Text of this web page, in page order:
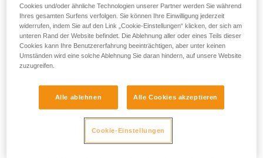
Cookies und/oder ähnliche Technologien unserer Partner werden Sie während
Ihres gesamten Surfens verfolgen. Sie können Ihre Einwilligung jederzeit
widerrufen, indem Sie auf den Link „Cookie-Einstellungen“ klicken, der sich am
unteren Rand der Website befindet. Die Ablehnung aller oder eines Teils dieser
Cookies kann Ihre Benutzererfahrung beeinträchtigen, aber unter keinen
Umständen wird eine solche Ablehnung Sie daran hindern, auf unsere Website
zuzugreifen.
Alle ablehnen Alle Cookies akzeptieren
Cookie-Einstellungen